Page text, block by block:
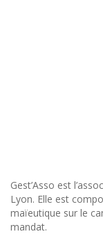
Gest’Asso est
Lyon. Elle est
maïeutique sur le
mandat.